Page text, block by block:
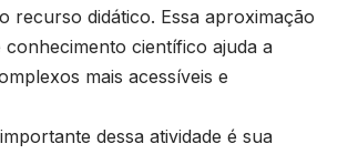
recurso didático. Essa aproximação
científico ajuda a
mais acessíveis e
dessa atividade é sua